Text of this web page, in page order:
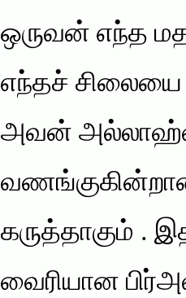
ஒருவன் எந்த
எந்தச்
அவன்
கருத்தாகும் .
வைரியான